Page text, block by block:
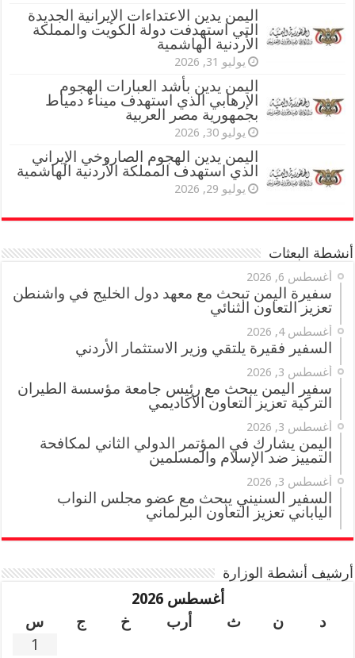
اليمن يدين الاعتداءات الإيرانية الجديدة
التي استهدفت دولة الكويت والمملكة
الأردنية الهاشمية
يوليو 31, 2026
اليمن يدين بأشد العبارات الهجوم
الإرهابي الذي استهدف ميناء دمياط
بجمهورية مصر العربية
يوليو 30, 2026
اليمن يدين الهجوم الصاروخي الإيراني
الذي استهدف المملكة الأردنية الهاشمية
يوليو 29, 2026
أنشطة البعثات
أغسطس 6, 2026
سفيرة اليمن تبحث مع معهد دول الخليج في واشنطن
تعزيز التعاون الثنائي
أغسطس 4, 2026
السفير فقيرة يلتقي وزير الاستثمار الأردني
أغسطس 3, 2026
سفير اليمن يبحث مع رئيس جامعة مؤسسة الطيران
التركية تعزيز التعاون الأكاديمي
أغسطس 3, 2026
اليمن يشارك في المؤتمر الدولي الثاني لمكافحة
التمييز ضد الإسلام والمسلمين
أغسطس 3, 2026
السفير السنيني يبحث مع عضو مجلس النواب
الياباني تعزيز التعاون البرلماني
أرشيف أنشطة الوزارة
أغسطس 2026
د
ن ث أرب خ ج
س
1